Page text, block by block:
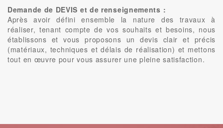
Demande de DEVIS et de renseignements :
Après avoir défini ensemble la nature des travaux à
réaliser, tenant compte de vos souhaits et besoins, nous
établissons et vous proposons un devis clair et précis
(matériaux, techniques et délais de réalisation) et mettons
tout en œuvre pour vous assurer une pleine satisfaction.